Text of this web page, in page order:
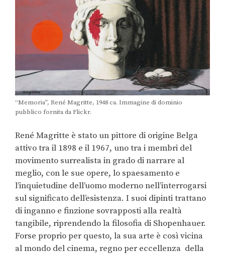
“Memoria”, René Magritte, 1948 ca. Immagine di dominio
pubblico fornita da Flickr.
René Magritte è stato un pittore di origine Belga
attivo tra il 1898 e il 1967, uno tra i membri del
movimento surrealista in grado di narrare al
meglio, con le sue opere, lo spaesamento e
l’inquietudine dell’uomo moderno nell’interrogarsi
sul significato dell’esistenza. I suoi dipinti trattano
di inganno e finzione sovrapposti alla realtà
tangibile, riprendendo la filosofia di Shopenhauer.
Forse proprio per questo, la sua arte è così vicina
al mondo del cinema, regno per eccellenza della